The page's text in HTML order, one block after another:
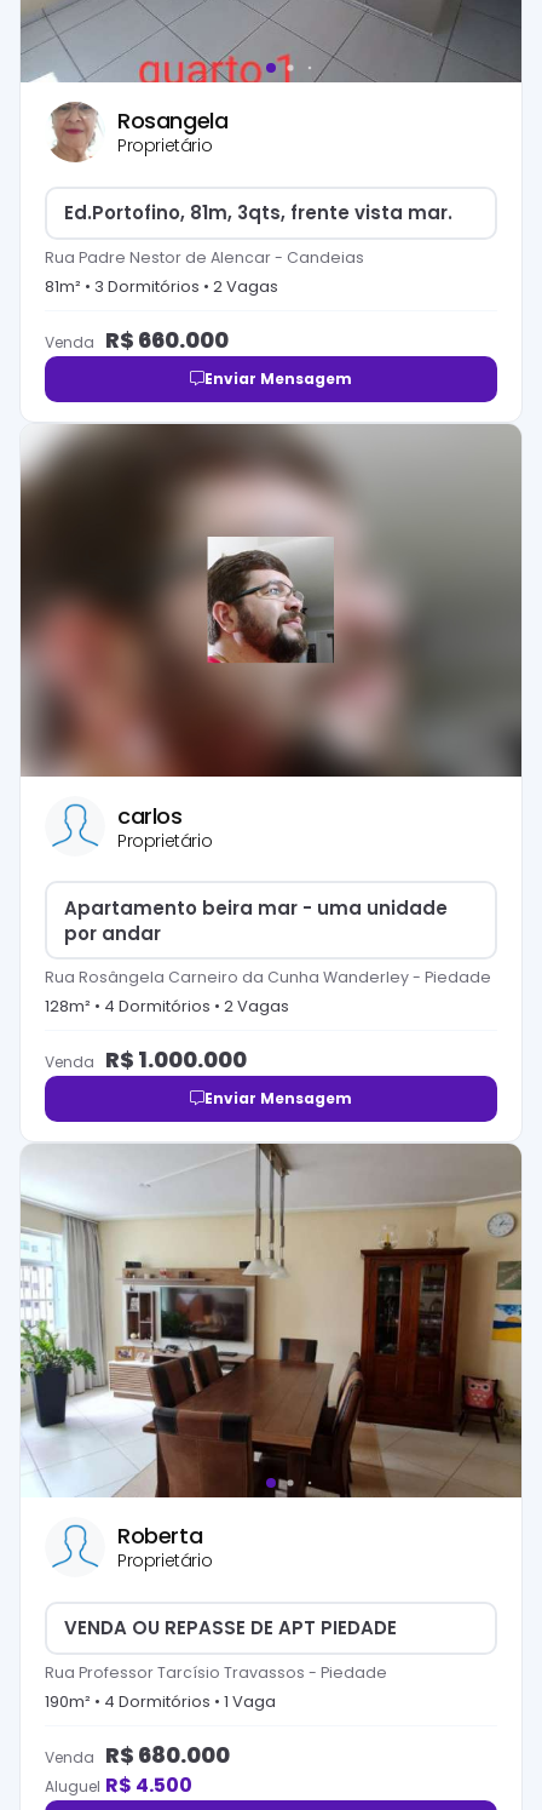
Rosangela
Proprietário
Ed.Portofino, 81m, 3qts, frente vista mar.
Rua Padre Nestor de Alencar- Candeias
81m² • 3 Dormitórios • 2Vagas
Venda R$ 660.000
Enviar Mensagem
carlos
Proprietário
Apartamento beira mar - uma unidade
por andar
Rua Rosângela Carneiro da Cunha Wanderley- Piedade
128m² • 4 Dormitórios • 2Vagas
Venda R$ 1.000.000
Enviar Mensagem
Roberta
Proprietário
VENDA OU REPASSE DE APT PIEDADE
Rua Professor Tarcísio Travassos - Piedade
190m² • 4 Dormitórios • 1 Vaga
Venda R$ 680.000
Aluguel R$ 4.500